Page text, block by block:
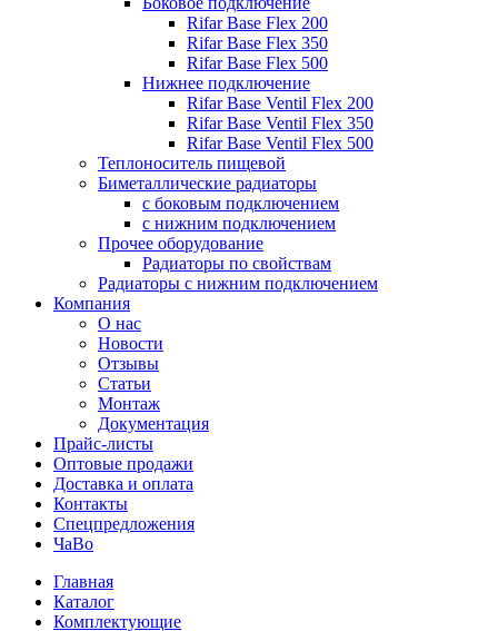
Rifar Base Flex 200
Rifar Base Flex 350
Rifar Base Flex 500
Нижнее подключение
Rifar Base Ventil Flex 200
Rifar Base Ventil Flex 350
Rifar Base Ventil Flex 500
Теплоноситель пищевой
Биметаллические радиаторы
с боковым подключением
с нижним подключением
Прочее оборудование
Радиаторы по свойствам
Радиаторы с нижним подключением
Компания
О нас
Новости
Отзывы
Статьи
Монтаж
Документация
Прайс-листы
Оптовые продажи
Доставка и оплата
Контакты
Спецпредложения
ЧаВо
Главная
Каталог
Комплектующие